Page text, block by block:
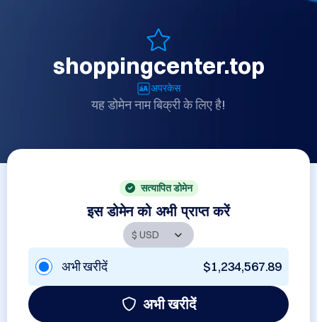
shoppingcenter.top
अपरकेस
यह डोमेन नाम बिक्री के लिए है!
सत्यापित डोमेन
इस डोमेन को अभी प्राप्त करें
अभी खरीदें $1,234,567.89
अभी खरीदें